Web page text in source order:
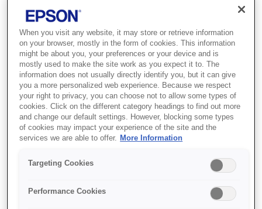
SKU :C13T05B440
WorkForce Pro WF-
C879R Yellow XXL Ink
Supply Unit
Ці чорнила мають високий вихід,
у роботу принтера та дозволяють
зекономити гроші. Чорнила мають
покращений склад і призначені для
When you visit any website, it may store or retrieve information
on your browser, mostly in the form of cookies. This information
might be about you, your preferences or your device and is
mostly used to make the site work as you expect it to. The
information does not usually directly identify you, but it can give
you a more personalized web experience. Because we respect
your right to privacy, you can choose not to allow some types of
cookies. Click on the different category headings to find out more
and change our default settings. However, blocking some types
of cookies may impact your experience of the site and the
services we are able to offer. More Information
Targeting Cookies
Performance Cookies